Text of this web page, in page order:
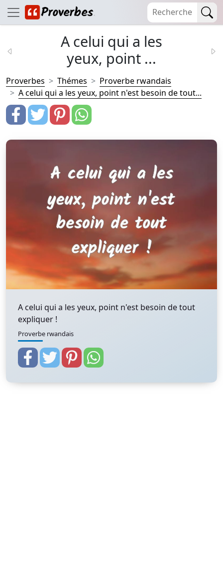
A celui qui a les
yeux, point ...
Proverbes Thémes
Proverbe rwandais
A celui qui a les yeux, point n'est besoin de tout...
A celui qui a les yeux, point n'est besoin de tout
expliquer !
Proverbe rwandais